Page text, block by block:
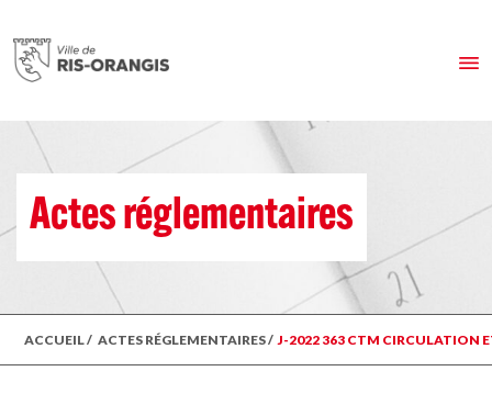
Actes réglementaires
ACCUEIL/ ACTES RÉGLEMENTAIRES/ J-2022 363 CTM CIRCULATION